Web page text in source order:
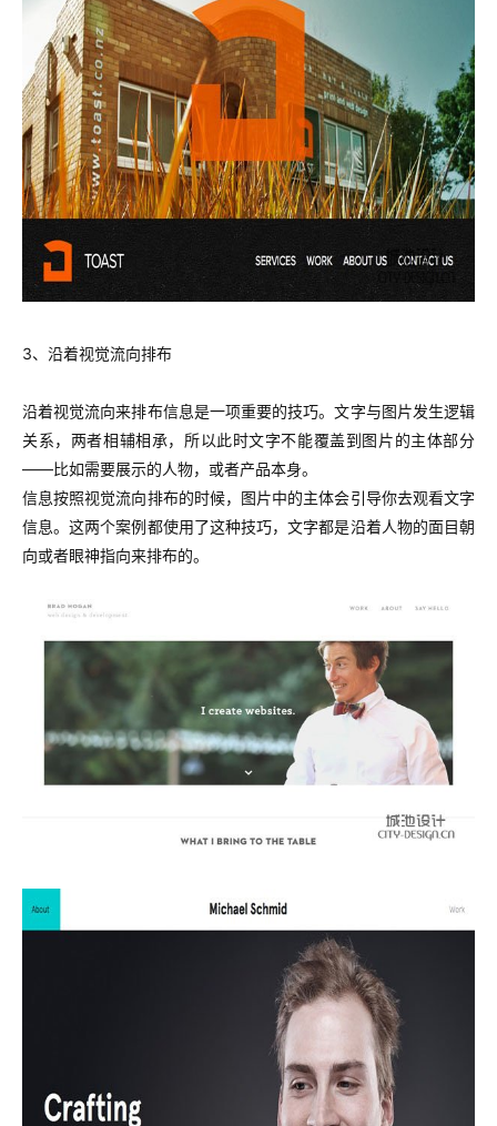
3、沿着视觉流向排布
沿着视觉流向来排布信息是一项重要的技巧。文字与图片发生逻辑
关系，两者相辅相承，所以此时文字不能覆盖到图片的主体部分
——比如需要展示的人物，或者产品本身。
信息按照视觉流向排布的时候，图片中的主体会引导你去观看文字
信息。这两个案例都使用了这种技巧，文字都是沿着人物的面目朝
向或者眼神指向来排布的。